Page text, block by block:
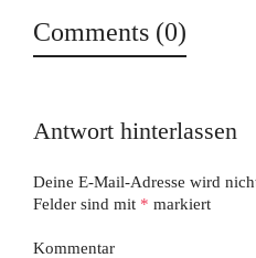
Comments (0)
Antwort hinterlassen
Deine E-Mail-Adresse wird
Felder sind mit * markiert
Kommentar